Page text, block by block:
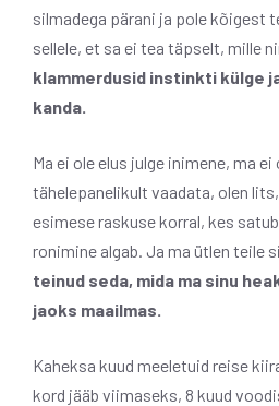
silmadega pärani ja pole kõigest
sellele, et sa ei tea täpselt, mille
klammerdusid instinkti külge
kanda.
Ma ei ole elus julge inimene, ma ei
tähelepanelikult vaadata, olen
esimese raskuse korral, kes
ronimine algab. Ja ma ütlen teile
teinud seda, mida ma sinu
jaoks maailmas.
Kaheksa kuud meeletuid reise
kord jääb viimaseks, 8 kuud